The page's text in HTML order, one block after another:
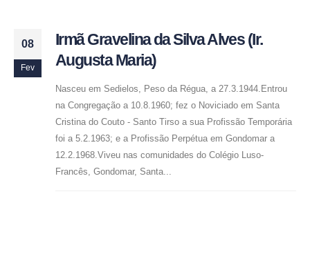
08
Fev
Irmã Gravelina da Silva Alves (Ir.
Augusta Maria)
Nasceu em Sedielos, Peso da Régua, a 27.3.1944.Entrou
na Congregação a 10.8.1960; fez o Noviciado em Santa
Cristina do Couto - Santo Tirso a sua Profissão Temporária
foi a 5.2.1963; e a Profissão Perpétua em Gondomar a
12.2.1968.Viveu nas comunidades do Colégio Luso-
Francês, Gondomar, Santa...